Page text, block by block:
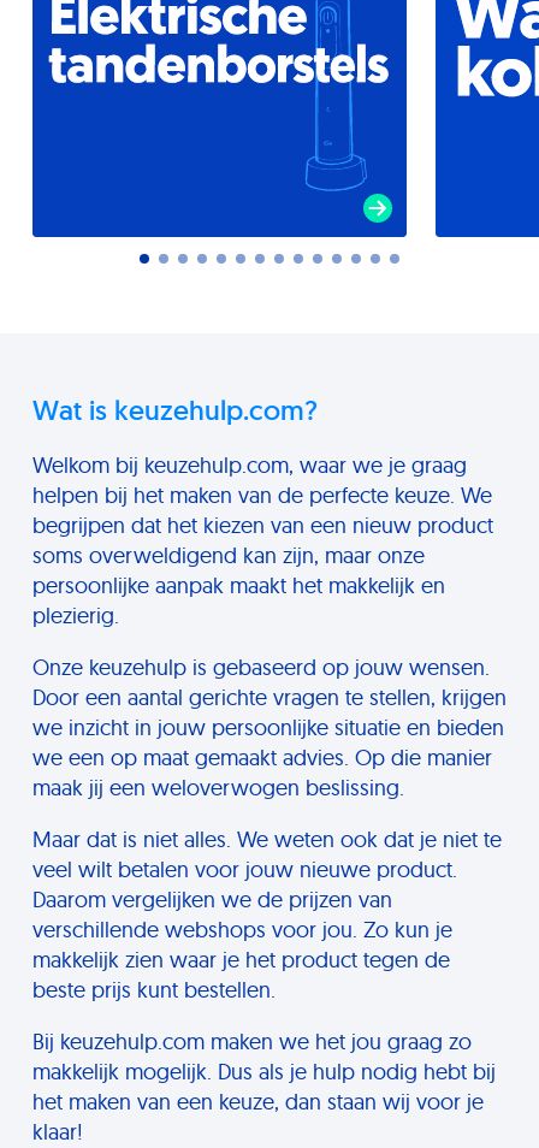
Wat is keuzehulp.com?
Welkom bij keuzehulp.com, waar we je graag
helpen bij het maken van de perfecte keuze. We
begrijpen dat het kiezen van een nieuw product
soms overweldigend kan zijn, maar onze
persoonlijke aanpak maakt het makkelijk en
plezierig.
Onze keuzehulp is gebaseerd op jouw wensen.
Door een aantal gerichte vragen te stellen, krijgen
we inzicht in jouw persoonlijke situatie en bieden
we een op maat gemaakt advies. Op die manier
maak jij een weloverwogen beslissing.
Maar dat is niet alles. We weten ook dat je niet te
veel wilt betalen voor jouw nieuwe product.
Daarom vergelijken we de prijzen van
verschillende webshops voor jou. Zo kun je
makkelijk zien waar je het product tegen de
beste prijs kunt bestellen.
Bij keuzehulp.com maken we het jou graag zo
makkelijk mogelijk. Dus als je hulp nodig hebt bij
het maken van een keuze, dan staan wij voor je
klaar!